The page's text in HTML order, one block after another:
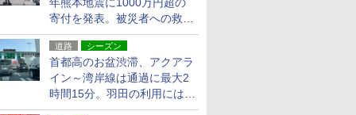
寄付を発表。被災者への救援
活動・復旧支援
道路 シーズン
首都高のお盆渋滞、アクアラ
イン～湾岸線は通過に最大2
時間15分。羽田の利用には
「空港西出口」の利用検討を